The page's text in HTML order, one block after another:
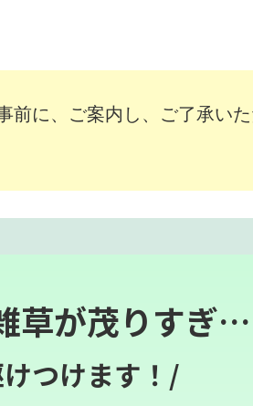
前に、ご案内し、ご了承い
草が茂りすぎ…
つけます！/